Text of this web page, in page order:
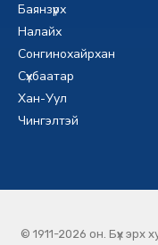
Баянзүрх
Налайх
Сонгинохайрхан
Сүхбаатар
Хан-Уул
Чингэлтэй
© 1911-2026 он. Бүх